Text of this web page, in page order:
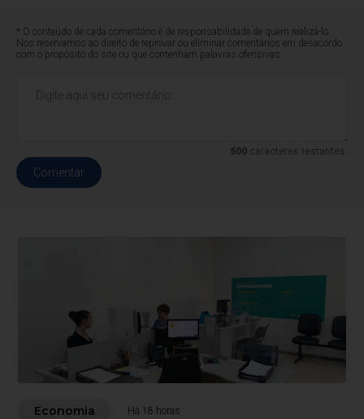
* O conteúdo de cada comentário é de responsabilidade de quem realizá-lo.
Nos reservamos ao direito de reprovar ou eliminar comentários em desacordo
com o propósito do site ou que contenham palavras ofensivas.
500caracteres restantes.
Comentar
Economia Há 18 horas